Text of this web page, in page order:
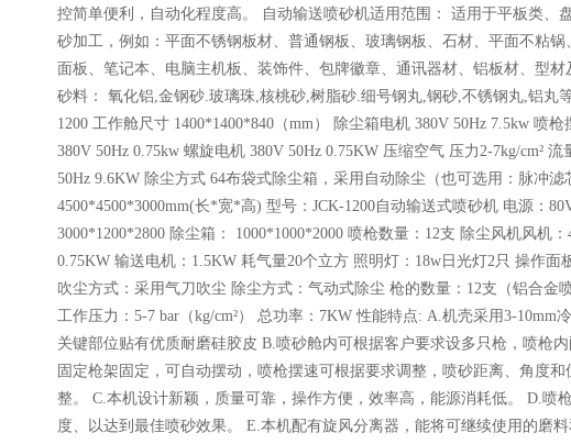
控简单便利，自动化程度高。 自动输送喷砂机适用范围： 适用于平板类、
砂加工，例如：平面不锈钢板材、普通钢板、玻璃钢板、石材、平面不粘
面板、笔记本、电脑主机板、装饰件、包牌徽章、通讯器材、铝板材、型
砂料： 氧化铝,金钢砂.玻璃珠,核桃砂,树脂砂.细号钢丸,钢砂,不锈钢丸,铝丸
1200 工作舱尺寸 1400*1400*840（mm） 除尘箱电机 380V 50Hz 7.5kw 喷
380V 50Hz 0.75kw 螺旋电机 380V 50Hz 0.75KW 压缩空气 压力2-7kg/cm²
50Hz 9.6KW 除尘方式 64布袋式除尘箱，采用自动除尘（也可选用：脉冲
4500*4500*3000mm(长*宽*高) 型号：JCK-1200自动输送式喷砂机 电源：
3000*1200*2800 除尘箱： 1000*1000*2000 喷枪数量：12支 除尘风机风机
0.75KW 输送电机：1.5KW 耗气量20个立方 照明灯：18w日光灯2只 操作
吹尘方式：采用气刀吹尘 除尘方式：气动式除尘 枪的数量：12支（铝合金
工作压力：5-7 bar（kg/cm²） 总功率：7KW 性能特点: A.机壳采用3-10mm
关键部位贴有优质耐磨硅胶皮 B.喷砂舱内可根据客户要求设多只枪，喷枪
固定枪架固定，可自动摆动，喷枪摆速可根据要求调整，喷砂距离、角度
整。 C.本机设计新颖，质量可靠，操作方便，效率高，能源消耗低。 D.喷
度、以达到最佳喷砂效果。 E.本机配有旋风分离器，能将可继续使用的磨